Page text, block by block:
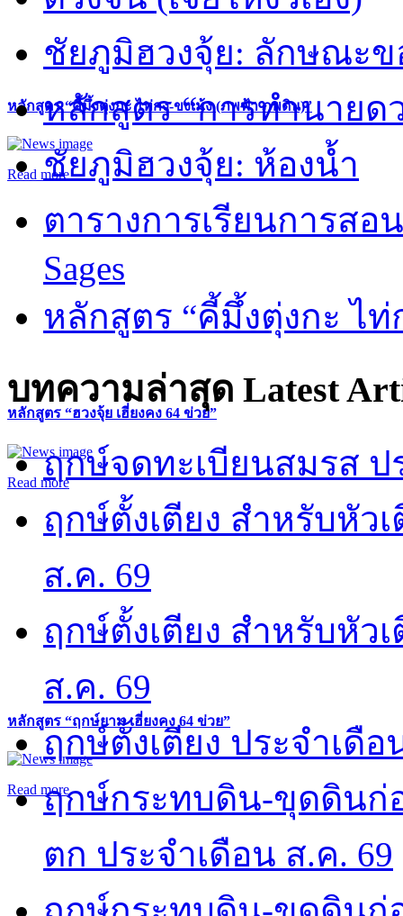
หลักสูตร “คี้มึ้งตุ่งกะ ไท่กง-ขงเม้ง (ภพฟ้า ภพดิน)”
Read more
หลักสูตร “ฮวงจุ้ย เฮี่ยงคง 64 ข่วย”
Read more
หลักสูตร “ฤกษ์ยาม เฮี่ยงคง 64 ข่วย”
Read more
ชัยภูมิฮวงจุ้ย: ลักษณะ
หลักสูตร “การทำนายด
ชัยภูมิฮวงจุ้ย: ห้องน้ำ
ตารางการเรียนการส
Sages
หลักสูตร “คี้มึ้งตุ่งกะ ไ
บทความล่าสุด Latest
ฤกษ์จดทะเบียนสมรส ป
ฤกษ์ตั้งเตียง สำหรับหัว
ส.ค. 69
ฤกษ์ตั้งเตียง สำหรับหัว
ส.ค. 69
ฤกษ์ตั้งเตียง ประจำเดือ
ฤกษ์กระทบดิน-ขุดดินก่
ตก ประจำเดือน ส.ค. 69